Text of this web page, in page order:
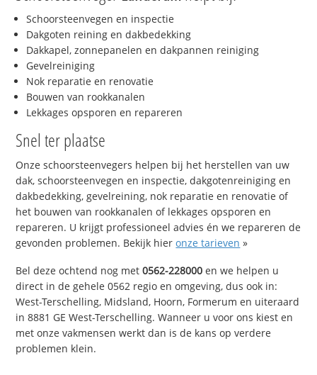
Schoorsteenvegen en inspectie
Dakgoten reining en dakbedekking
Dakkapel, zonnepanelen en dakpannen reiniging
Gevelreiniging
Nok reparatie en renovatie
Bouwen van rookkanalen
Lekkages opsporen en repareren
Snel ter plaatse
Onze schoorsteenvegers helpen bij het herstellen van uw
dak, schoorsteenvegen en inspectie, dakgotenreiniging en
dakbedekking, gevelreining, nok reparatie en renovatie of
het bouwen van rookkanalen of lekkages opsporen en
repareren. U krijgt professioneel advies én we repareren de
gevonden problemen. Bekijk hieronze tarieven »
Bel deze ochtend nog met0562-228000 en we helpen u
direct in de gehele 0562 regio en omgeving, dus ook in:
West-Terschelling, Midsland, Hoorn, Formerum en uiteraard
in 8881 GE West-Terschelling. Wanneer u voor ons kiest en
met onze vakmensen werkt dan is de kans op verdere
problemen klein.